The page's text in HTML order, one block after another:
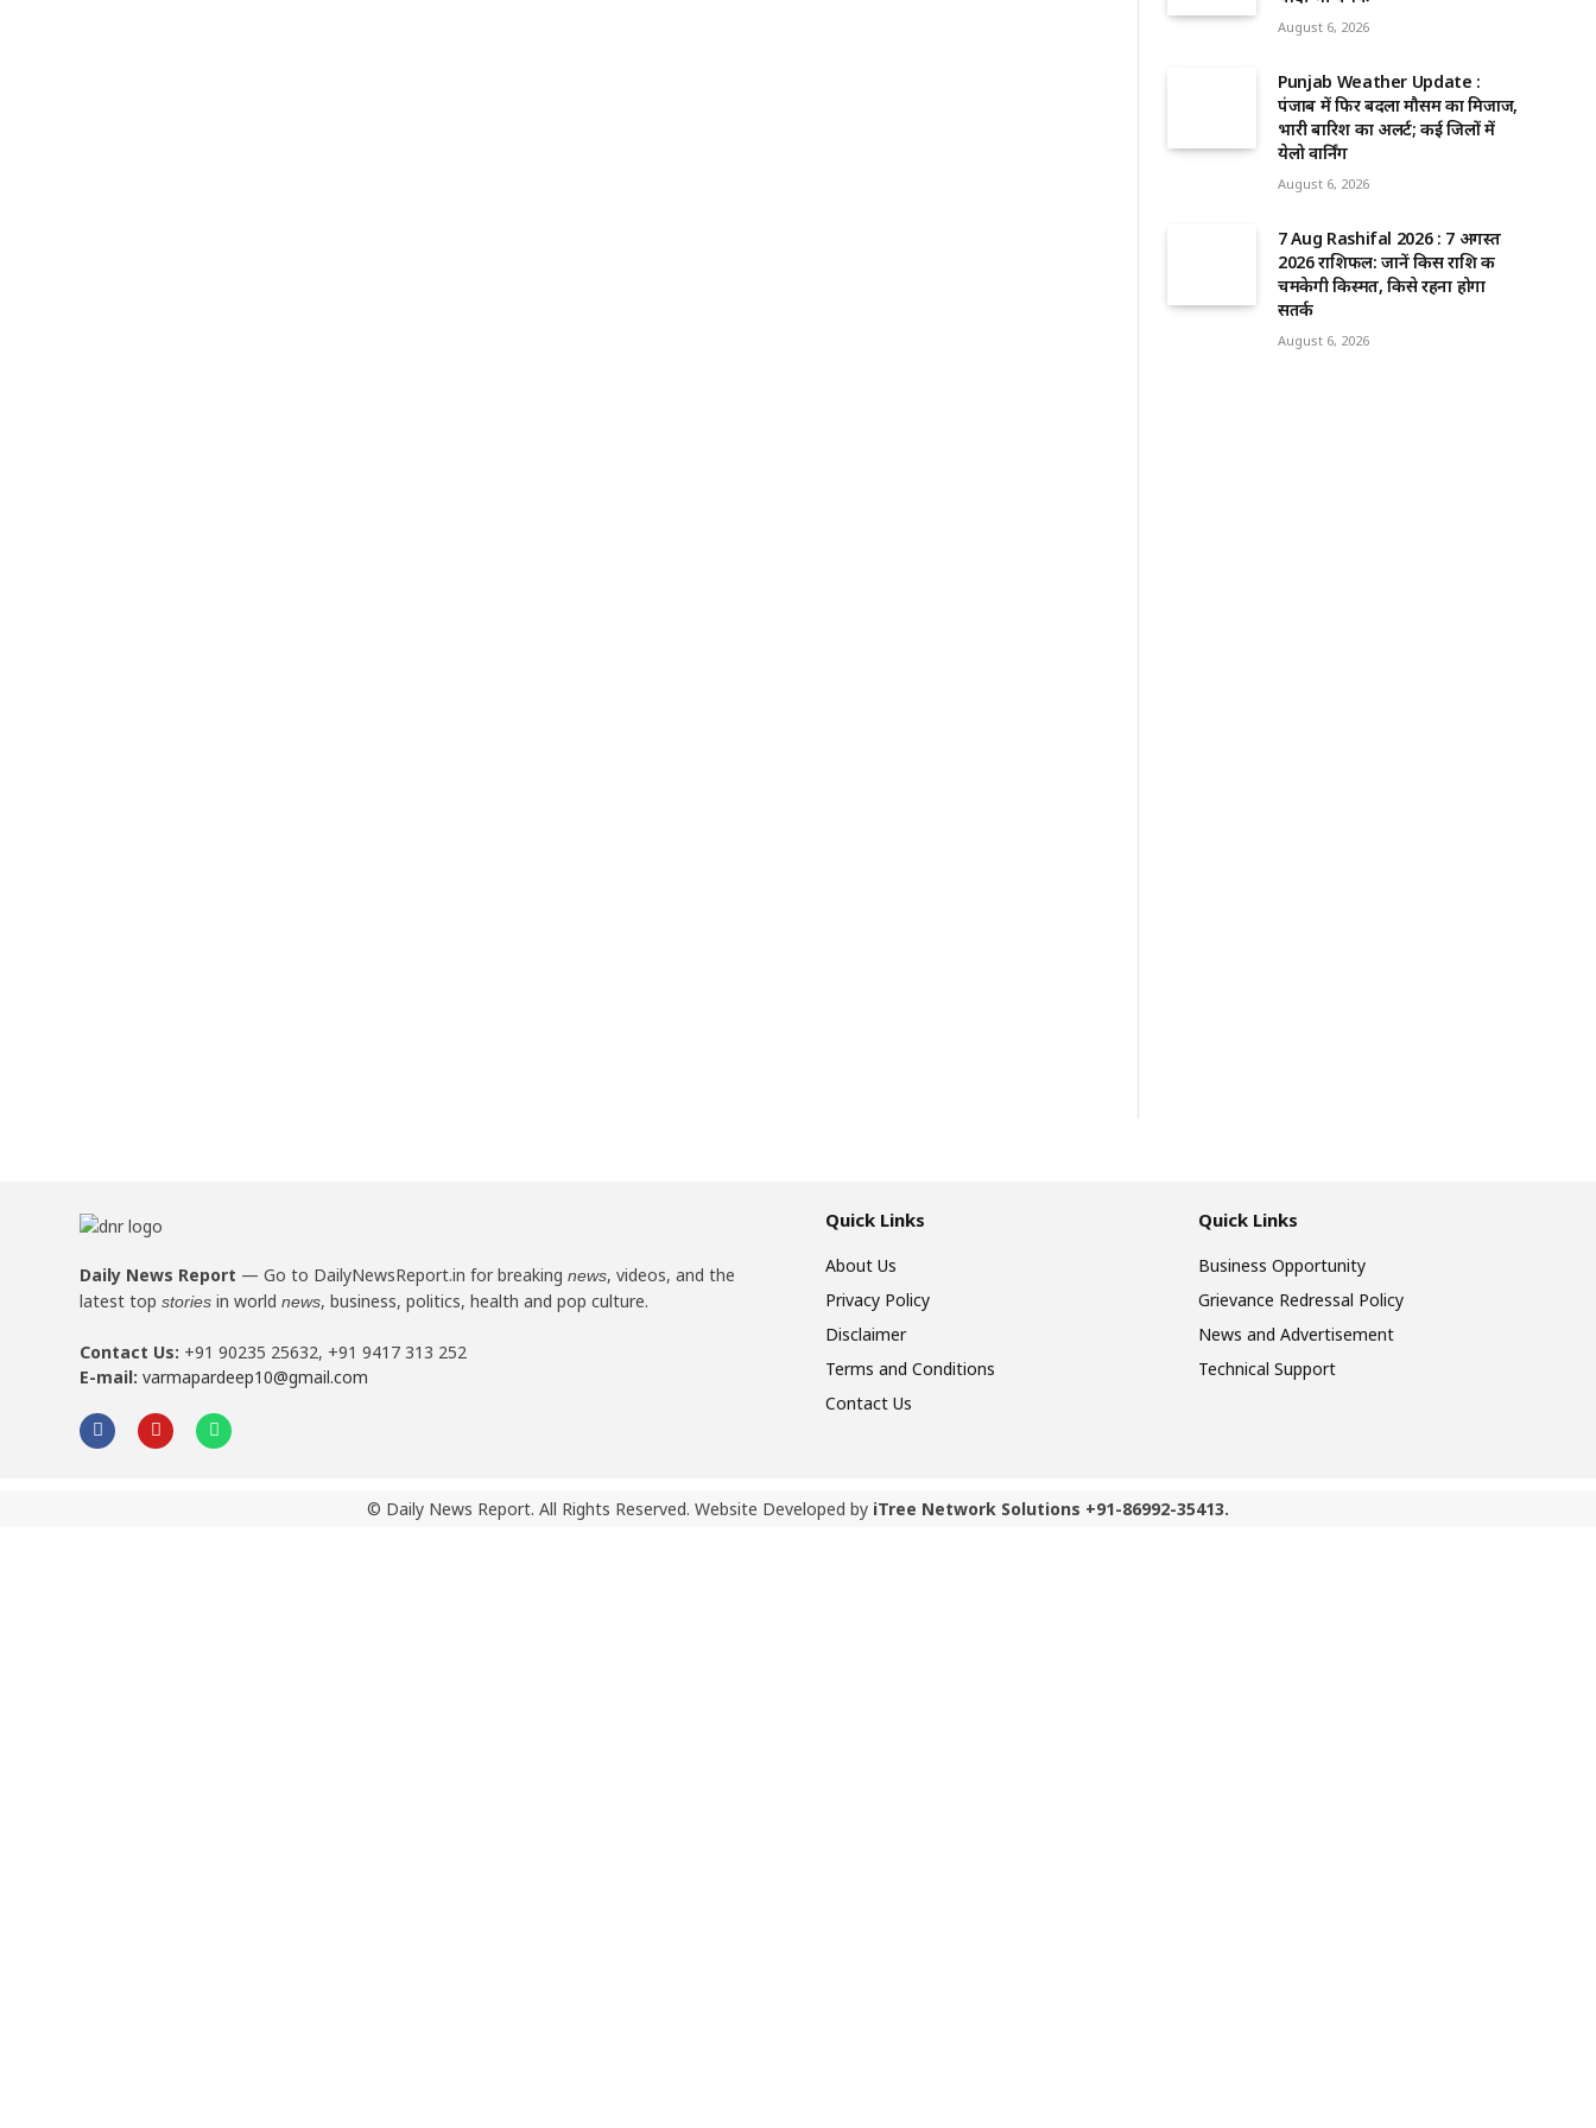
August 6, 2026
Punjab Weather Update :
पंजाब में फिर बदला मौसम का मिजाज,
भारी बारिश का अलर्ट; कई जिलों में
येलो वार्निंग
August 6, 2026
7 Aug Rashifal 2026 : 7 अगस्त
2026 राशिफल: जानें किस राशि की
चमकेगी किस्मत, किसे रहना होगा
सतर्क
August 6, 2026
Daily News Report — Go to DailyNewsReport.in for breaking news, videos, and the
latest top stories in world news, business, politics, health and pop culture.
Contact Us: +91 90235 25632, +91 9417 313 252
E-mail: varmapardeep10@gmail.com
Quick Links
About Us
Privacy Policy
Disclaimer
Terms and Conditions
Contact Us
Quick Links
Business Opportunity
Grievance Redressal Policy
News and Advertisement
Technical Support
© Daily News Report. All Rights Reserved. Website Developed by iTree Network Solutions +91-86992-35413.